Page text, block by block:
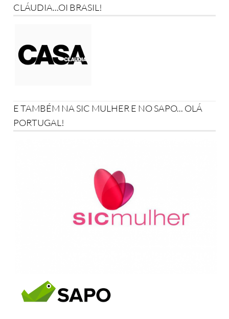
CLÁUDIA...OI BRASIL!
E TAMBÉM NA SIC MULHER E NO SAPO... OLÁ
PORTUGAL!